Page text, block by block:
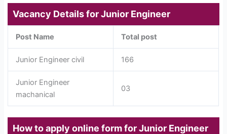
Vacancy Details for Junior Engineer
Post Name Total post
Junior Engineer civil 166
Junior Engineer
machanical
03
How to apply online form for Junior Engineer